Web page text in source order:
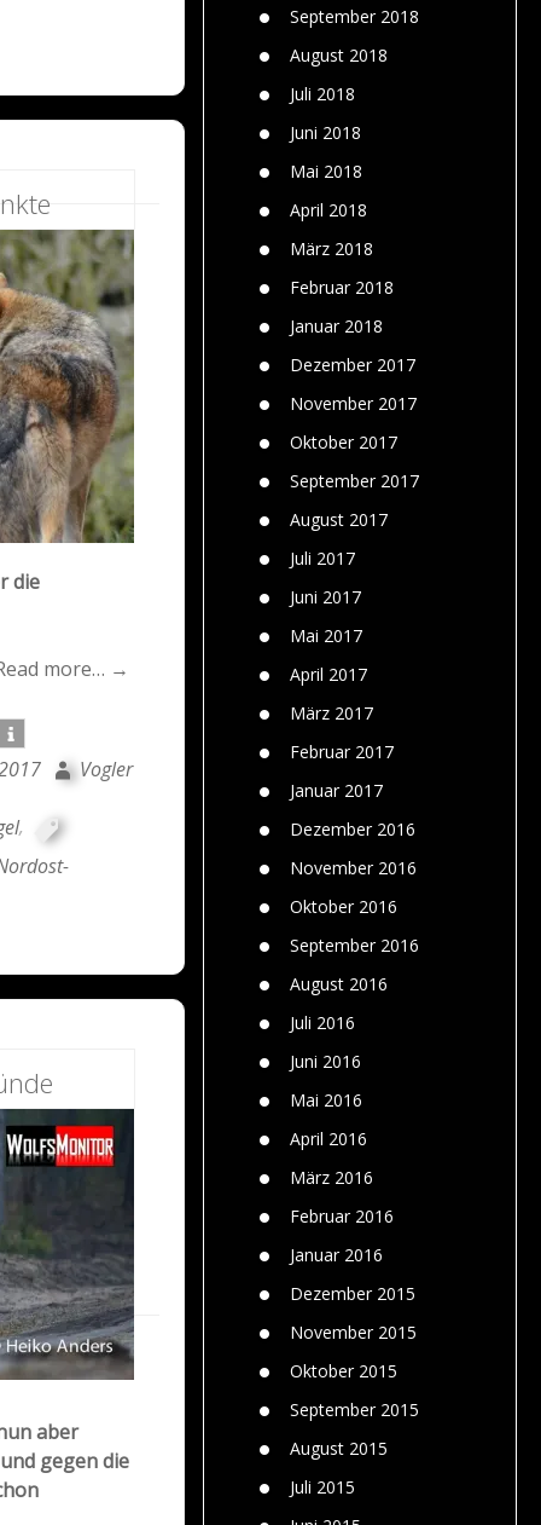
September 2018
August 2018
Juli 2018
Juni 2018
Mai 2018
April 2018
März 2018
Februar 2018
Januar 2018
Dezember 2017
November 2017
Oktober 2017
September 2017
August 2017
Juli 2017
Juni 2017
Mai 2017
April 2017
März 2017
Februar 2017
Januar 2017
Dezember 2016
November 2016
Oktober 2016
September 2016
August 2016
Juli 2016
Juni 2016
Mai 2016
April 2016
März 2016
Februar 2016
Januar 2016
Dezember 2015
November 2015
Oktober 2015
September 2015
August 2015
Juli 2015
die
more… →
Vogler
,
aber
gegen die